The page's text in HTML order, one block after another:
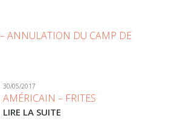
ANNULATION DU CAMP DE
30/05/2017
AMÉRICAIN – FRITES
LIRE LA SUITE